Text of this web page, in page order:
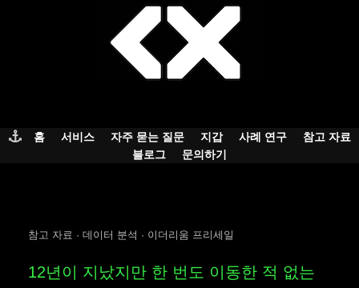
홈 서비스 자주 묻는 질문 지갑 사례 연구
참고 자료
블로그
문의하기
참고 자료 · 데이터 분석 · 이더리움 프리세일
12년이 지났지만 한 번도 이동한 적 없는